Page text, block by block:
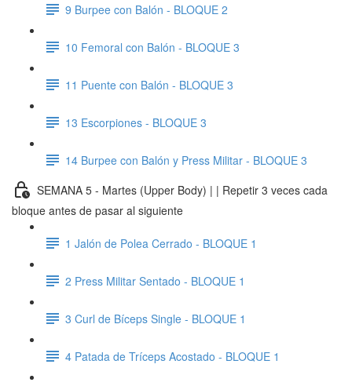
9 Burpee con Balón - BLOQUE 2
10 Femoral con Balón - BLOQUE 3
11 Puente con Balón - BLOQUE 3
13 Escorpiones - BLOQUE 3
14 Burpee con Balón y Press Militar - BLOQUE 3
SEMANA 5 - Martes (Upper Body) | | Repetir 3 veces cada
bloque antes de pasar al siguiente
1 Jalón de Polea Cerrado - BLOQUE 1
2 Press Militar Sentado - BLOQUE 1
3 Curl de Bíceps Single - BLOQUE 1
4 Patada de Tríceps Acostado - BLOQUE 1